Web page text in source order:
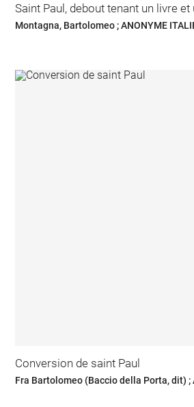
Saint Paul, debout tenant un livre et
Conversion de saint Paul